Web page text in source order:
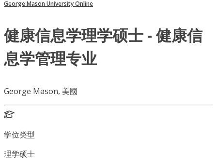
George Mason University Online
健康信息学理学硕士 - 健康信
息学管理专业
George Mason, 美國
学位类型
理学硕士